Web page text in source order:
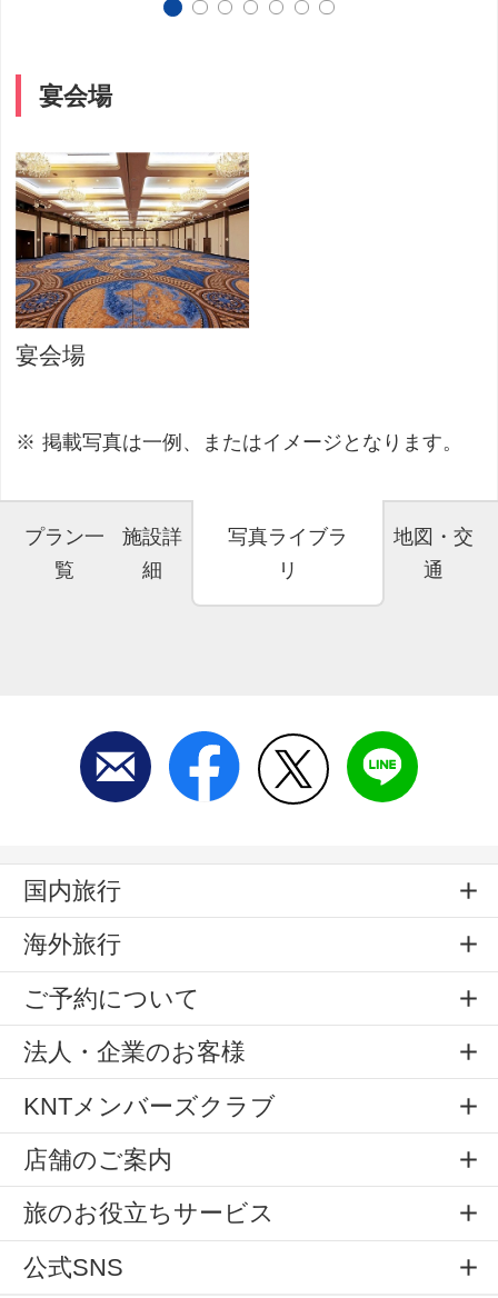
宴会場
宴会場
掲載写真は一例、またはイメージとなります。
プラン一
覧
施設詳
細
写真ライブラ
リ
地図・交
通
国内旅行
海外旅行
ご予約について
法人・企業のお客様
KNTメンバーズクラブ
店舗のご案内
旅のお役立ちサービス
公式SNS